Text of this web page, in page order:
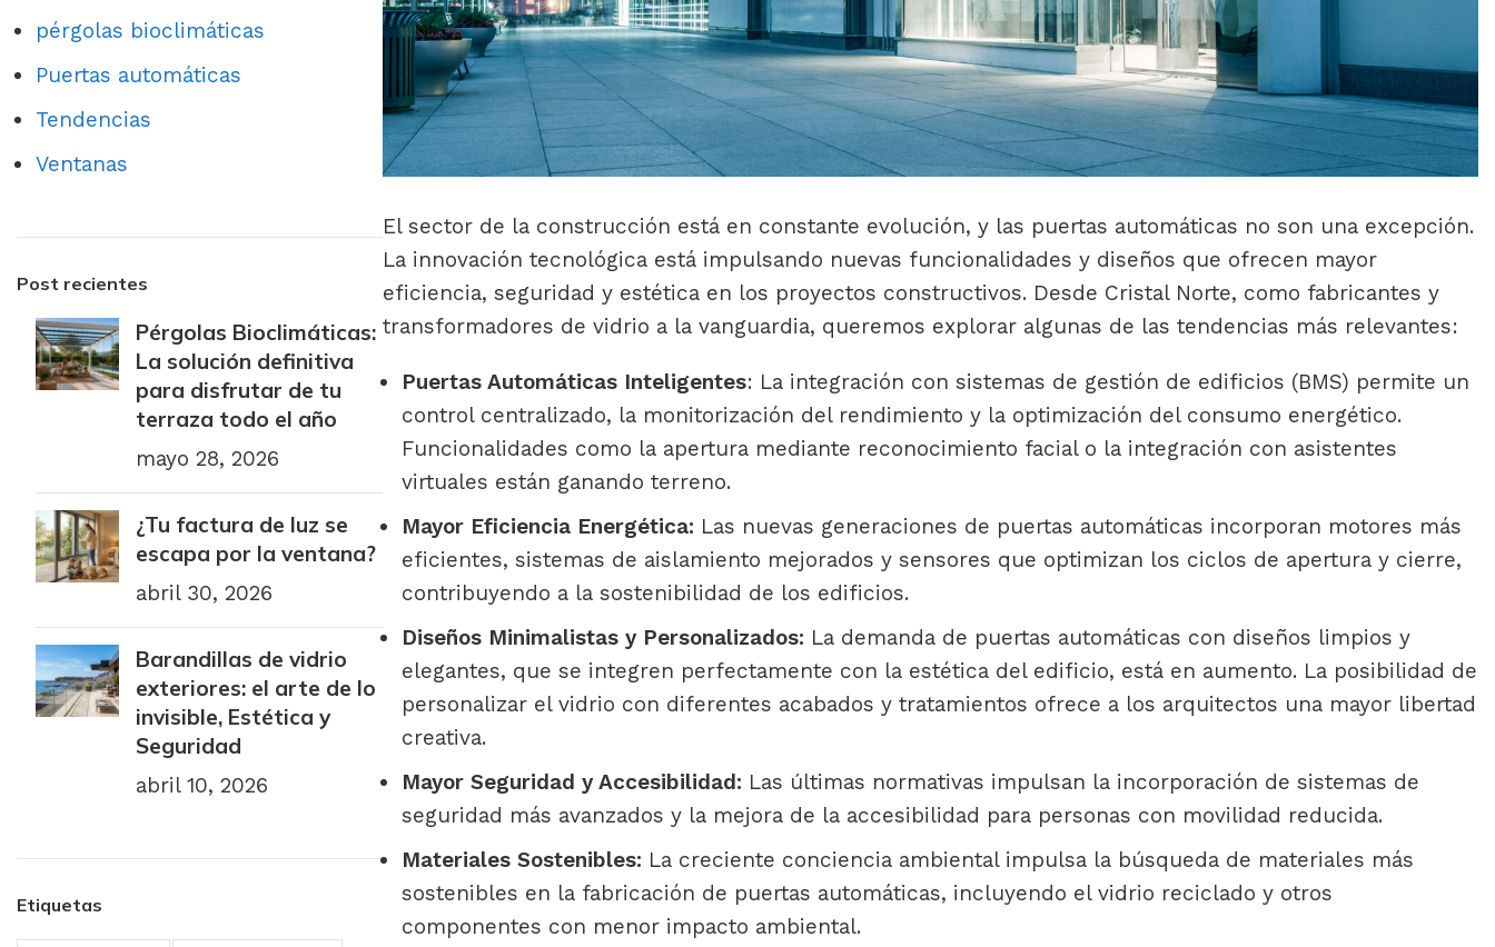
El sector de la construcción está en constante evolución, y las puertas automáticas no son una excepción.
La innovación tecnológica está impulsando nuevas funcionalidades y diseños que ofrecen mayor
eficiencia, seguridad y estética en los proyectos constructivos. Desde Cristal Norte, como fabricantes y
transformadores de vidrio a la vanguardia, queremos explorar algunas de las tendencias más relevantes:
Puertas Automáticas Inteligentes: La integración con sistemas de gestión de edificios (BMS) permite un
control centralizado, la monitorización del rendimiento y la optimización del consumo energético.
Funcionalidades como la apertura mediante reconocimiento facial o la integración con asistentes
virtuales están ganando terreno.
Mayor Eficiencia Energética: Las nuevas generaciones de puertas automáticas incorporan motores más
eficientes, sistemas de aislamiento mejorados y sensores que optimizan los ciclos de apertura y cierre,
contribuyendo a la sostenibilidad de los edificios.
Diseños Minimalistas y Personalizados: La demanda de puertas automáticas con diseños limpios y
elegantes, que se integren perfectamente con la estética del edificio, está en aumento. La posibilidad de
personalizar el vidrio con diferentes acabados y tratamientos ofrece a los arquitectos una mayor libertad
creativa.
Mayor Seguridad y Accesibilidad: Las últimas normativas impulsan la incorporación de sistemas de
seguridad más avanzados y la mejora de la accesibilidad para personas con movilidad reducida.
Materiales Sostenibles: La creciente conciencia ambiental impulsa la búsqueda de materiales más
sostenibles en la fabricación de puertas automáticas, incluyendo el vidrio reciclado y otros
componentes con menor impacto ambiental.
pérgolas bioclimáticas
Puertas automáticas
Tendencias
Ventanas
Post recientes
Pérgolas Bioclimáticas:
La solución definitiva
para disfrutar de tu
terraza todo el año
mayo 28, 2026
¿Tu factura de luz se
escapa por la ventana?
abril 30, 2026
Barandillas de vidrio
exteriores: el arte de lo
invisible, Estética y
Seguridad
abril 10, 2026
Etiquetas